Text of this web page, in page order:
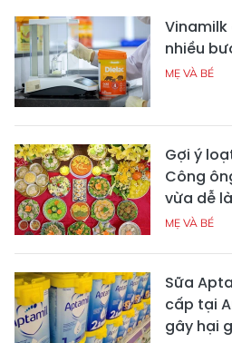
nhiều
MẸ VÀ BÉ
Gợi ý
Công
vừa dễ
MẸ VÀ BÉ
Sữa
cấp tại
gây hại